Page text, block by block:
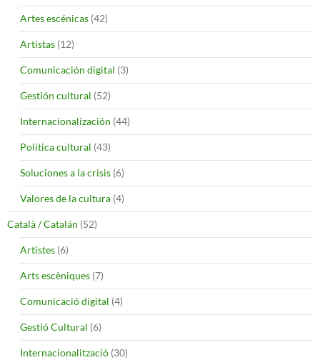
Artes escénicas (42)
Artistas (12)
Comunicación digital (3)
Gestión cultural (52)
Internacionalización (44)
Política cultural (43)
Soluciones a la crisis (6)
Valores de la cultura (4)
Català / Catalán (52)
Artistes (6)
Arts escèniques (7)
Comunicació digital (4)
Gestió Cultural (6)
Internacionalització (30)